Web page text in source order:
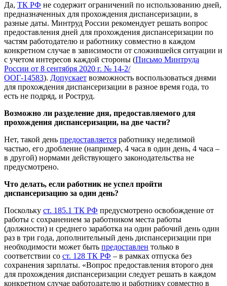
Да, ТК РФ не содержит ограничений по использованию дней,
предназначенных для прохождения диспансеризации, в
разные даты. Минтруд России рекомендует решать вопрос
предоставления дней для прохождения диспансеризации по
частям работодателю и работнику совместно в каждом
конкретном случае в зависимости от сложившейся ситуации и
с учетом интересов каждой стороны (Письмо Минтруда
России от 8 сентября 2020 г. № 14-2/
ООГ-14583). Допускает возможность воспользоваться днями
для прохождения диспансеризации в разное время года, то
есть не подряд, и Роструд.
Возможно ли разделение дня, предоставляемого для
прохождения диспансеризации, на две части?
Нет, такой день предоставляется работнику неделимой
частью, его дробление (например, 4 часа в один день, 4 часа –
в другой) нормами действующего законодательства не
предусмотрено.
Что делать, если работник не успел пройти
диспансеризацию за один день?
Поскольку ст. 185.1 ТК РФ предусмотрено освобождение от
работы с сохранением за работником места работы
(должности) и среднего заработка на один рабочий день один
раз в три года, дополнительный день диспансеризации при
необходимости может быть предоставлен только в
соответствии со ст. 128 ТК РФ – в рамках отпуска без
сохранения зарплаты. «Вопрос предоставления второго дня
для прохождения диспансеризации следует решать в каждом
конкретном случае работодателю и работнику совместно в